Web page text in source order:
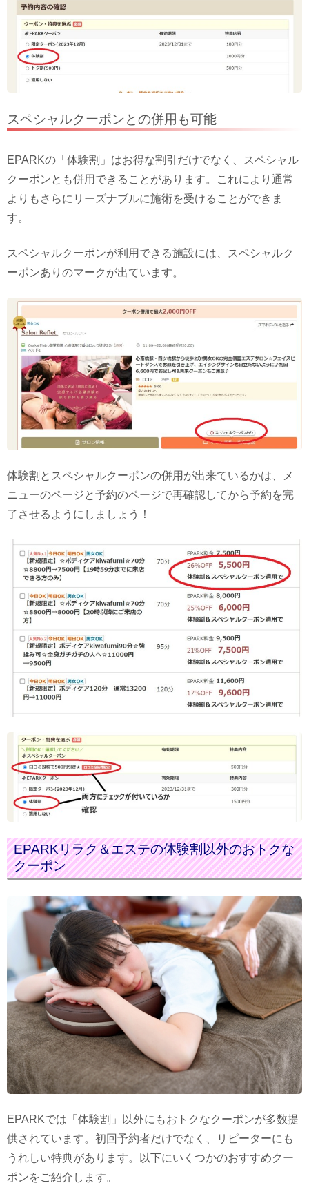
スペシャルクーポンとの併用も可能
EPARKの「体験割」はお得な割引だけでなく、スペシャル
クーポンとも併用できることがあります。これにより通常
よりもさらにリーズナブルに施術を受けることができま
す。
スペシャルクーポンが利用できる施設には、スペシャルク
ーポンありのマークが出ています。
体験割とスペシャルクーポンの併用が出来ているかは、メ
ニューのページと予約のページで再確認してから予約を完
了させるようにしましょう！
EPARKリラク＆エステの体験割以外のおトクな
クーポン
EPARKでは「体験割」以外にもおトクなクーポンが多数提
供されています。初回予約者だけでなく、リピーターにも
うれしい特典があります。以下にいくつかのおすすめクー
ポンをご紹介します。